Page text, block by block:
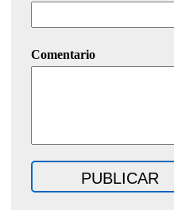
Comentario